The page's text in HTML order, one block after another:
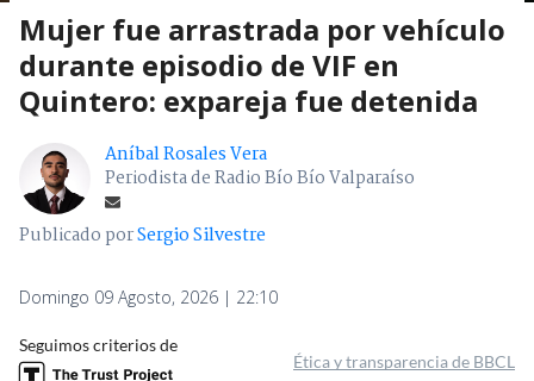
Mujer fue arrastrada por vehículo
durante episodio de VIF en
Quintero: expareja fue detenida
Aníbal Rosales Vera
Periodista de Radio Bío Bío Valparaíso
Publicado porSergio Silvestre
Domingo 09 Agosto, 2026 | 22:10
Seguimos criterios de
Ética y transparencia de BBCL